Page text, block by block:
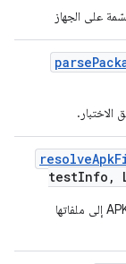
على الجهاز
parse
resolveApk
testInfo ,
أداة مساعدة لتحويل بعض حِزم APK إلى ملفاتها